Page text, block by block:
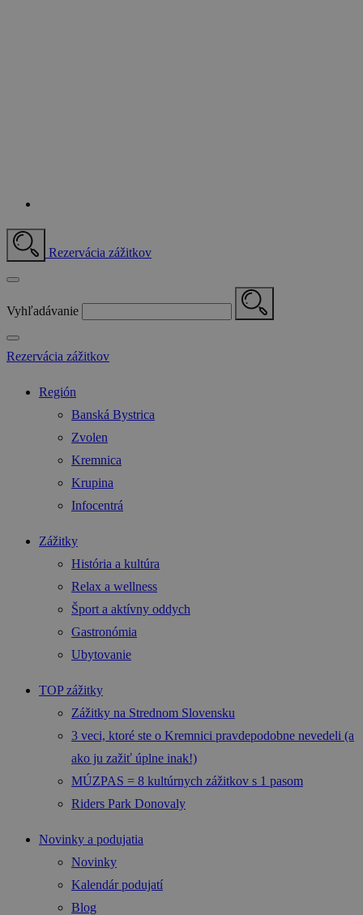
Rezervácia zážitkov
Vyhľadávanie
Rezervácia zážitkov
Región
Banská Bystrica
Zvolen
Kremnica
Krupina
Infocentrá
Zážitky
História a kultúra
Relax a wellness
Šport a aktívny oddych
Gastronómia
Ubytovanie
TOP zážitky
Zážitky na Strednom Slovensku
3 veci, ktoré ste o Kremnici pravdepodobne nevedeli (a
ako ju zažiť úplne inak!)
MÚZPAS = 8 kultúrnych zážitkov s 1 pasom
Riders Park Donovaly
Novinky a podujatia
Novinky
Kalendár podujatí
Blog